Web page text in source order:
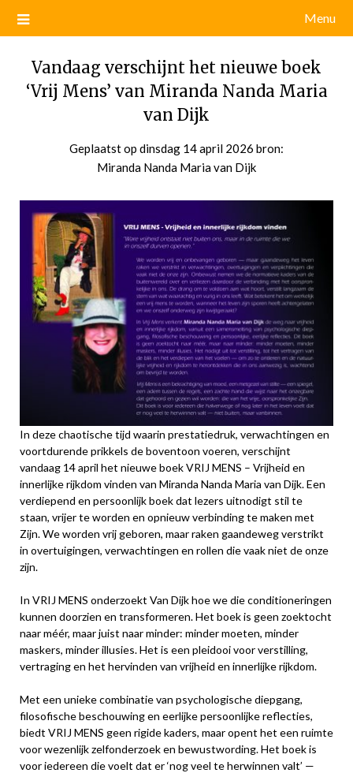
Menu
Vandaag verschijnt het nieuwe boek
‘Vrij Mens’ van Miranda Nanda Maria
van Dijk
Geplaatst op dinsdag 14 april 2026 door
admin
bron:
Miranda Nanda Maria van Dijk
In deze chaotische tijd waarin prestatiedruk, verwachtingen en
voortdurende prikkels de boventoon voeren, verschijnt
vandaag 14 april het nieuwe boek VRIJ MENS – Vrijheid en
innerlijke rijkdom vinden van Miranda Nanda Maria van Dijk. Een
verdiepend en persoonlijk boek dat lezers uitnodigt stil te
staan, vrijer te worden en opnieuw verbinding te maken met
Zijn. We worden vrij geboren, maar raken gaandeweg verstrikt
in overtuigingen, verwachtingen en rollen die vaak niet de onze
zijn.
In VRIJ MENS onderzoekt Van Dijk hoe we die conditioneringen
kunnen doorzien en transformeren. Het boek is geen zoektocht
naar méér, maar juist naar minder: minder moeten, minder
maskers, minder illusies. Het is een pleidooi voor verstilling,
vertraging en het hervinden van vrijheid en innerlijke rijkdom.
Met een unieke combinatie van psychologische diepgang,
filosofische beschouwing en eerlijke persoonlijke reflecties,
biedt VRIJ MENS geen rigide kaders, maar opent het een ruimte
voor wezenlijk zelfonderzoek en bewustwording. Het boek is
voor iedereen die voelt dat er ‘nog veel te herwinnen valt’ —